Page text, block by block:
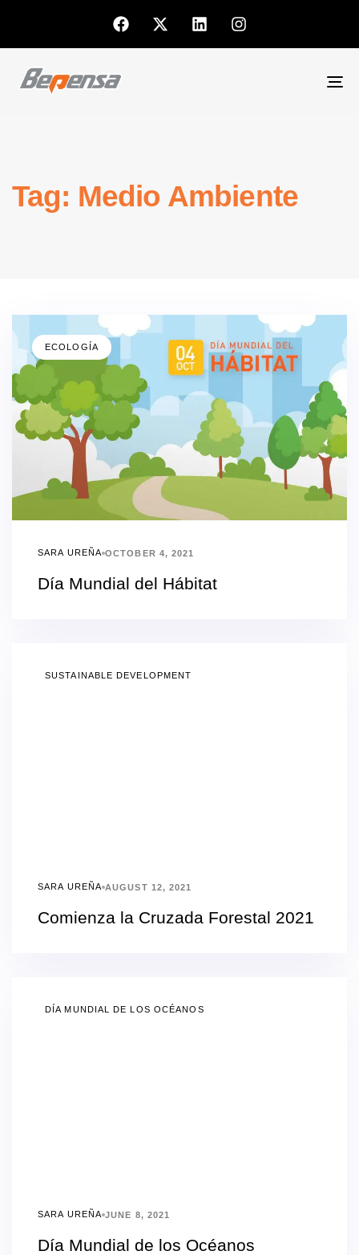
Tag: Medio Ambiente
ECOLOGÍA
SARA UREÑA OCTOBER 4, 2021
Día Mundial del Hábitat
SUSTAINABLE DEVELOPMENT
SARA UREÑA AUGUST 12, 2021
Comienza la Cruzada Forestal 2021
DÍA MUNDIAL DE LOS OCÉANOS
SARA UREÑA JUNE 8, 2021
Día Mundial de los Océanos